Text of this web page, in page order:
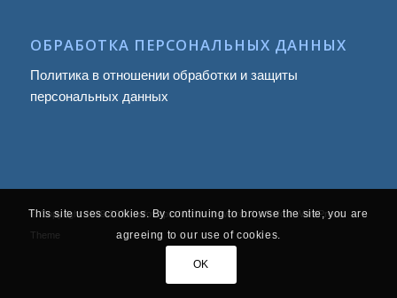
ОБРАБОТКА ПЕРСОНАЛЬНЫХ ДАННЫХ
Политика в отношении обработки и защиты
персональных данных
© Copyright 2009-2026, Infotropic Media -powered by Enfold WordPress
Theme
This site uses cookies. By continuing to browse the site, you are
agreeing to our use of cookies.
OK